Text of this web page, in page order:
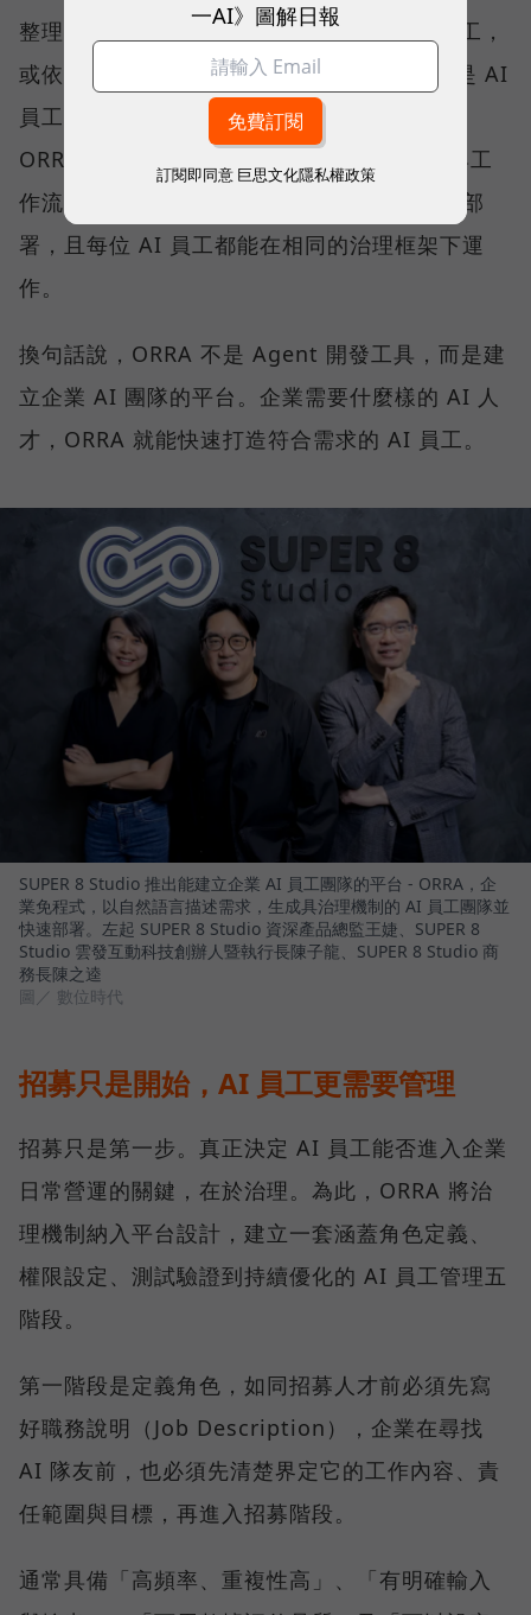
整理競品動態、9 點前發到通訊軟體的 AI 員工，
或依照 ORRA 平台引導回答三個問題，也就是 AI
員工的權責範圍、日常工作內容及角色定義，
ORRA 就會生成一個已經設定好角色、權限與工
作流程的 AI 員工，並於半小時內完成調校與部
署，且每位 AI 員工都能在相同的治理框架下運
作。
換句話說，ORRA 不是 Agent 開發工具，而是建
立企業 AI 團隊的平台。企業需要什麼樣的 AI 人
才，ORRA 就能快速打造符合需求的 AI 員工。
SUPER 8 Studio 推出能建立企業 AI 員工團隊的平台 - ORRA，企
業免程式，以自然語言描述需求，生成具治理機制的 AI 員工團隊並
快速部署。左起 SUPER 8 Studio 資深產品總監王婕、SUPER 8
Studio 雲發互動科技創辦人暨執行長陳子龍、SUPER 8 Studio 商
務長陳之逵
圖／ 數位時代
招募只是開始，AI 員工更需要管理
招募只是第一步。真正決定 AI 員工能否進入企業
日常營運的關鍵，在於治理。為此，ORRA 將治
理機制納入平台設計，建立一套涵蓋角色定義、
權限設定、測試驗證到持續優化的 AI 員工管理五
階段。
第一階段是定義角色，如同招募人才前必須先寫
好職務說明（Job Description），企業在尋找
AI 隊友前，也必須先清楚界定它的工作內容、責
任範圍與目標，再進入招募階段。
通常具備「高頻率、重複性高」、「有明確輸入
一AI》圖解日報
訂閱即同意 巨思文化隱私權政策